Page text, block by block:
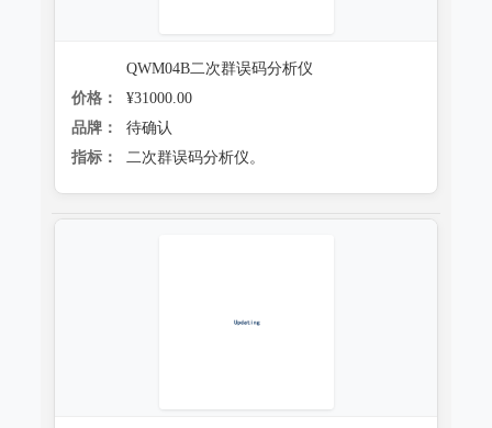
QWM04B二次群误码分析仪
价格：
¥31000.00
品牌：
待确认
指标：
二次群误码分析仪。